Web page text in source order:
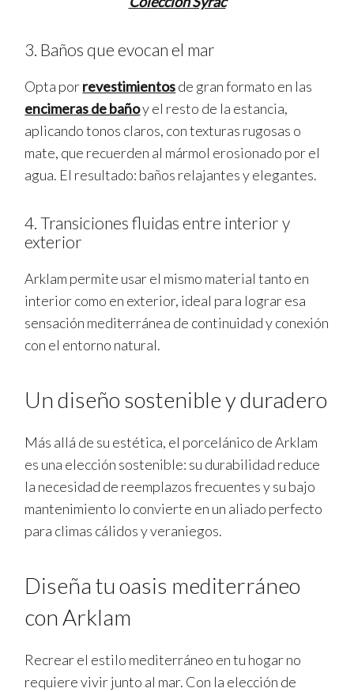
3. Baños que evocan el mar
Opta porrevestimientosde gran formato en las
encimeras de bañoy el resto de la estancia,
aplicando tonos claros, con texturas rugosas o
mate, que recuerden al mármol erosionado por el
agua. El resultado: baños relajantes y elegantes.
4. Transiciones fluidas entre interior y
exterior
Arklam permite usar el mismo material tanto en
interior como en exterior, ideal para lograr esa
sensación mediterránea de continuidad y conexión
con el entorno natural.
Un diseño sostenible y duradero
Más allá de su estética, el porcelánico de Arklam
es una elección sostenible: su durabilidad reduce
la necesidad de reemplazos frecuentes y su bajo
mantenimiento lo convierte en un aliado perfecto
para climas cálidos y veraniegos.
Diseña tu oasis mediterráneo
con Arklam
Recrear el estilo mediterráneo en tu hogar no
requiere vivir junto al mar. Con la elección de